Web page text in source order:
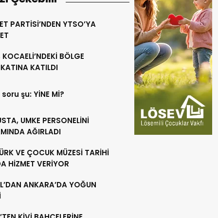
PARTİSİ’NDEN YTSO’YA
KOCAELİ’NDEKİ BÖLGE
KATILDI
şu: YİNE Mİ?
UMKE PERSONELİNİ
AĞIRLADI
VE ÇOCUK MÜZESİ TARİHİ
HİZMET VERİYOR
ANKARA’DA YOĞUN